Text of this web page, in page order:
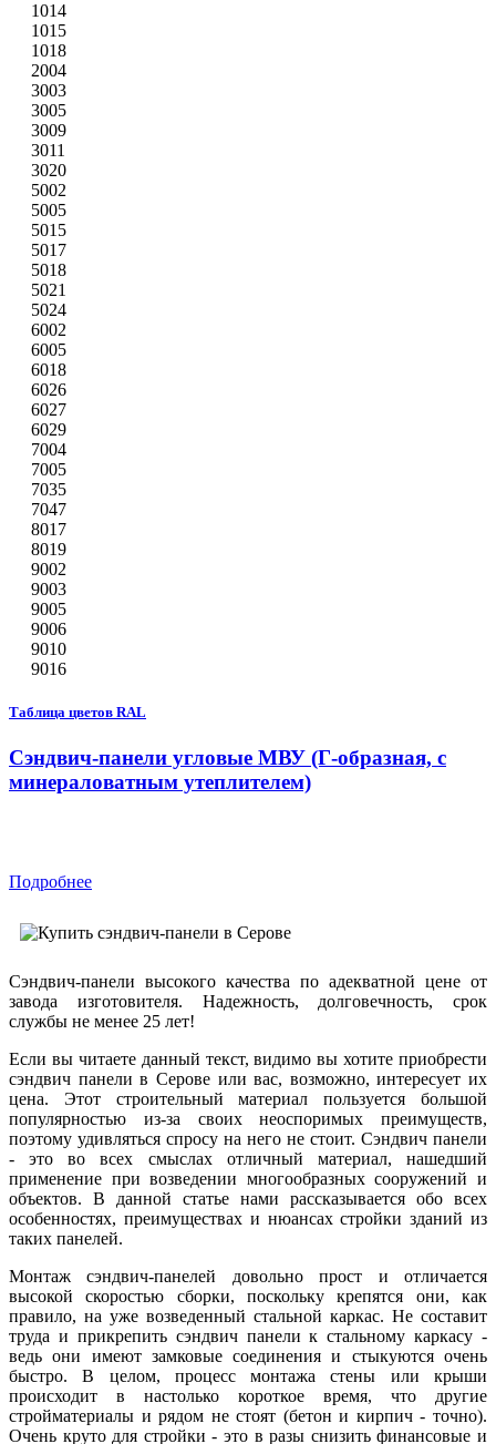
1014
1015
1018
2004
3003
3005
3009
3011
3020
5002
5005
5015
5017
5018
5021
5024
6002
6005
6018
6026
6027
6029
7004
7005
7035
7047
8017
8019
9002
9003
9005
9006
9010
9016
Таблица цветов RAL
Сэндвич-панели угловые МВУ (Г-образная, с
минераловатным утеплителем)
Подробнее
Сэндвич-панели высокого качества по адекватной цене от
завода изготовителя. Надежность, долговечность, срок
службы не менее 25 лет!
Если вы читаете данный текст, видимо вы хотите приобрести
сэндвич панели в Серове или вас, возможно, интересует их
цена. Этот строительный материал пользуется большой
популярностью из-за своих неоспоримых преимуществ,
поэтому удивляться спросу на него не стоит. Сэндвич панели
- это во всех смыслах отличный материал, нашедший
применение при возведении многообразных сооружений и
объектов. В данной статье нами рассказывается обо всех
особенностях, преимуществах и нюансах стройки зданий из
таких панелей.
Монтаж сэндвич-панелей довольно прост и отличается
высокой скоростью сборки, поскольку крепятся они, как
правило, на уже возведенный стальной каркас. Не составит
труда и прикрепить сэндвич панели к стальному каркасу -
ведь они имеют замковые соединения и стыкуются очень
быстро. В целом, процесс монтажа стены или крыши
происходит в настолько короткое время, что другие
стройматериалы и рядом не стоят (бетон и кирпич - точно).
Очень круто для стройки - это в разы снизить финансовые и